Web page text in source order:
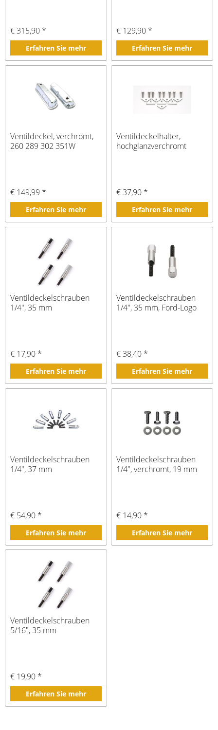
€ 315,90 *
Erfahren Sie mehr
€ 129,90 *
Erfahren Sie mehr
Ventildeckel, verchromt,
260 289 302 351W
€ 149,99 *
Erfahren Sie mehr
Ventildeckelhalter,
hochglanzverchromt
€ 37,90 *
Erfahren Sie mehr
Ventildeckelschrauben
1/4", 35 mm
€ 17,90 *
Erfahren Sie mehr
Ventildeckelschrauben
1/4", 35 mm, Ford-Logo
€ 38,40 *
Erfahren Sie mehr
Ventildeckelschrauben
1/4", 37 mm
€ 54,90 *
Erfahren Sie mehr
Ventildeckelschrauben
1/4", verchromt, 19 mm
€ 14,90 *
Erfahren Sie mehr
Ventildeckelschrauben
5/16", 35 mm
€ 19,90 *
Erfahren Sie mehr